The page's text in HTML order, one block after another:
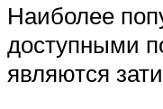
Наиболее
доступными
являются